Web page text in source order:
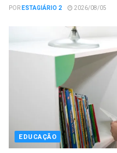
PORESTAGIÁRIO 2 2026/08/05
EDUCAÇÃO